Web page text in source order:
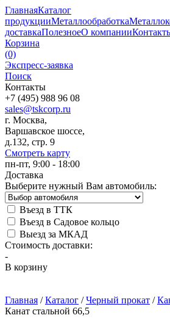
ГлавнаяКаталог
продукцииМеталлообработка
доставкаПолезноеО компании
Корзина
(0)
Экспресс-заявка
Поиск
Контакты
+7 (495) 988 96 08
sales@tskcorp.ru
г. Москва,
Варшавское шоссе,
д.132, стр. 9
Смотреть карту
пн-пт, 9:00 - 18:00
Доставка
Выберите нужный Вам автомобиль:
Въезд в ТТК
Въезд в Садовое кольцо
Выезд за МКАД
Стоимость доставки:
-
В корзину
Главная /Каталог /Черный прокат /
Канат стальной 66,5